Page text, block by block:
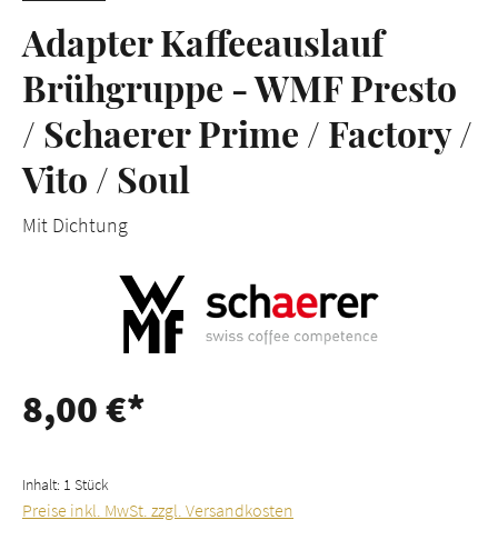
Adapter Kaffeeauslauf
Brühgruppe - WMF Presto
/ Schaerer Prime / Factory /
Vito / Soul
Mit Dichtung
8,00 €*
Inhalt: 1 Stück
Preise inkl. MwSt. zzgl. Versandkosten